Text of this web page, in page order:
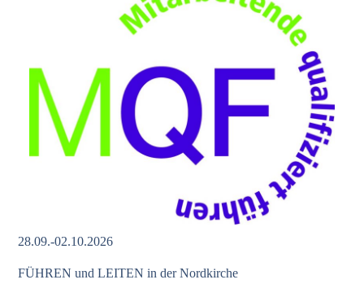
28.09.-02.10.2026
FÜHREN und LEITEN in der Nordkirche